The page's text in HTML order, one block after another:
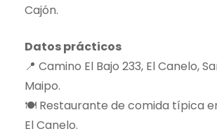
Cajón.
Datos prácticos
📍 Camino El Bajo 233, El Canelo,
Maipo.
🍽️ Restaurante de comida típica
El Canelo.